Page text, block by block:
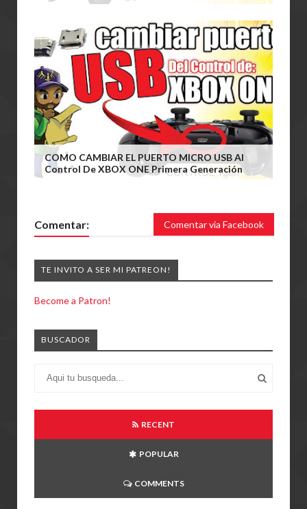
COMO CAMBIAR EL PUERTO MICRO USB Al
Control De XBOX ONE Primera Generación
Comentar: Comentar via Facebook
TE INVITO A SER MI PATREON!
Become a Patron!
BUSCADOR
RECENT
POPULAR
COMMENTS